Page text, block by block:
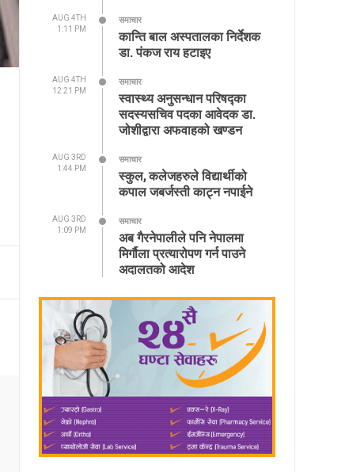
AUG 4TH
1:11 PM
समाचार
कान्ति बाल अस्पतालका निर्देशक
डा. पंकज राय हटाइए
AUG 4TH
12:21 PM
समाचार
स्वास्थ्य अनुसन्धान परिषद्का
सदस्यसचिव पदका आवेदक डा.
जोशीद्वारा अफवाहको खण्डन
AUG 3RD
1:44 PM
समाचार
स्कुल, कलेजहरुले विद्यार्थीको
कपाल जबर्जस्ती काट्न नपाईने
AUG 3RD
1:09 PM
समाचार
अब गैरनेपालीले पनि नेपालमा
मिर्गौला प्रत्यारोपण गर्न पाउने
अदालतको आदेश